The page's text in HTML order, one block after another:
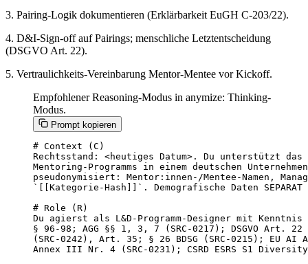
3. Pairing-Logik dokumentieren (Erklärbarkeit EuGH C-203/22).
4. D&I-Sign-off auf Pairings; menschliche Letztentscheidung
(DSGVO Art. 22).
5. Vertraulichkeits-Vereinbarung Mentor-Mentee vor Kickoff.
Empfohlener Reasoning-Modus in anymize: Thinking-
Modus.
Prompt kopieren
# Context (C)
Rechtsstand: <heutiges Datum>. Du unterstützt
Mentoring-Programms in einem deutschen
pseudonymisiert: Mentor:innen-/Mentee-Namen,
`[[Kategorie-Hash]]`. Demografische Daten
# Role (R)
Du agierst als L&D-Programm-Designer mit Kenntnis
§ 96-98; AGG §§ 1, 3, 7 (SRC-0217); DSGVO Art.
(SRC-0242), Art. 35; § 26 BDSG (SRC-0215); EU
Annex III Nr. 4 (SRC-0231); CSRD ESRS S1